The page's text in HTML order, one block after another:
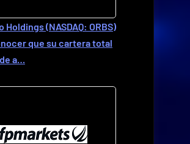
Holdings (NASDAQ: ORBS)
que su cartera total
a…